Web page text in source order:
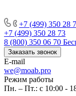
+7 (499) 350 28
+7 (499) 350 28 73
8 (800) 350 06 70
Заказать звонок
E-mail
we@moab.pro
Режим работы
Пн. – Пт.: с 10:00 -